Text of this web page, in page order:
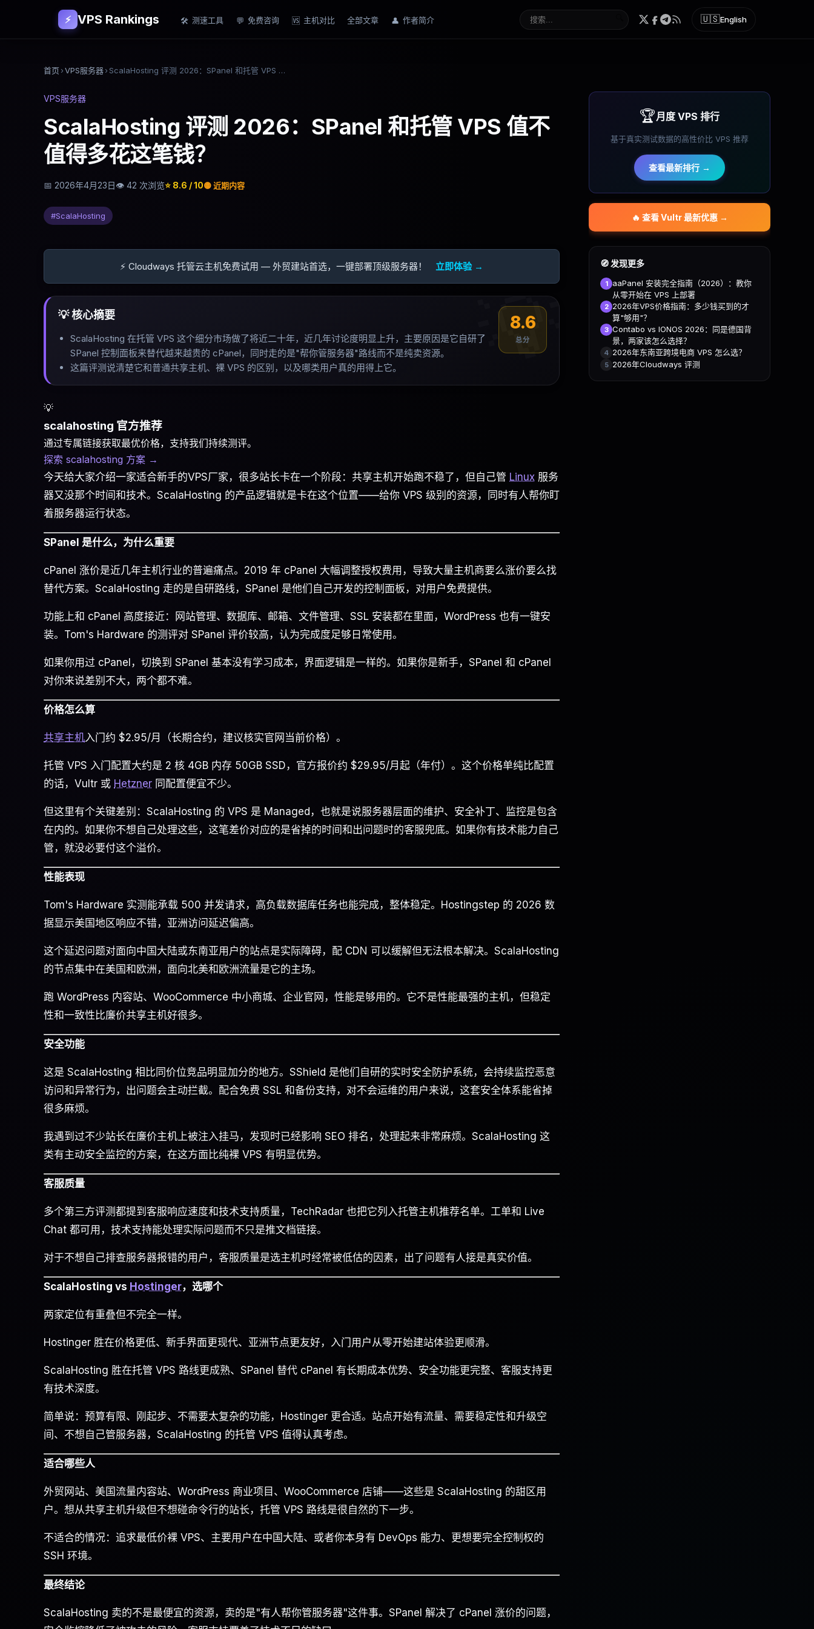
⚡ VPS Rankings 🛠 测速工具 💬 免费咨询 🆚 主机对比 全部文章 👤 作者简介 🇺🇸English
首页 ›VPS服务器› ScalaHosting 评测 2026：SPanel 和托管 VPS 值不值得多花这笔钱？
VPS服务器
ScalaHosting 评测 2026：SPanel 和托管 VPS 值不
值得多花这笔钱？
📅 2026年4月23日👁 42 次浏览⭐ 8.6 / 10🟡近期内容
#ScalaHosting
⚡ Cloudways 托管云主机免费试用 — 外贸建站首选，一键部署顶级服务器！ 立即体验 →
💡 核心摘要
ScalaHosting 在托管 VPS 这个细分市场做了将近二十年，近几年讨论度明显上升，主要原因是它自研了
SPanel 控制面板来替代越来越贵的 cPanel，同时走的是"帮你管服务器"路线而不是纯卖资源。
这篇评测说清楚它和普通共享主机、裸 VPS 的区别，以及哪类用户真的用得上它。
8.6
总分
💡
💡
scalahosting 官方推荐
通过专属链接获取最优价格，支持我们持续测评。
探索 scalahosting 方案 →
今天给大家介绍一家适合新手的VPS厂家，很多站长卡在一个阶段：共享主机开始跑不稳了，但自己管 Linux 服务
器又没那个时间和技术。ScalaHosting 的产品逻辑就是卡在这个位置——给你 VPS 级别的资源，同时有人帮你盯
着服务器运行状态。
SPanel 是什么，为什么重要
cPanel 涨价是近几年主机行业的普遍痛点。2019 年 cPanel 大幅调整授权费用，导致大量主机商要么涨价要么找
替代方案。ScalaHosting 走的是自研路线，SPanel 是他们自己开发的控制面板，对用户免费提供。
功能上和 cPanel 高度接近：网站管理、数据库、邮箱、文件管理、SSL 安装都在里面，WordPress 也有一键安
装。Tom's Hardware 的测评对 SPanel 评价较高，认为完成度足够日常使用。
如果你用过 cPanel，切换到 SPanel 基本没有学习成本，界面逻辑是一样的。如果你是新手，SPanel 和 cPanel
对你来说差别不大，两个都不难。
价格怎么算
共享主机入门约 $2.95/月（长期合约，建议核实官网当前价格）。
托管 VPS 入门配置大约是 2 核 4GB 内存 50GB SSD，官方报价约 $29.95/月起（年付）。这个价格单纯比配置
的话，Vultr 或 Hetzner 同配置便宜不少。
但这里有个关键差别：ScalaHosting 的 VPS 是 Managed，也就是说服务器层面的维护、安全补丁、监控是包含
在内的。如果你不想自己处理这些，这笔差价对应的是省掉的时间和出问题时的客服兜底。如果你有技术能力自己
管，就没必要付这个溢价。
性能表现
Tom's Hardware 实测能承载 500 并发请求，高负载数据库任务也能完成，整体稳定。Hostingstep 的 2026 数
据显示美国地区响应不错，亚洲访问延迟偏高。
这个延迟问题对面向中国大陆或东南亚用户的站点是实际障碍，配 CDN 可以缓解但无法根本解决。ScalaHosting
的节点集中在美国和欧洲，面向北美和欧洲流量是它的主场。
跑 WordPress 内容站、WooCommerce 中小商城、企业官网，性能是够用的。它不是性能最强的主机，但稳定
性和一致性比廉价共享主机好很多。
安全功能
这是 ScalaHosting 相比同价位竞品明显加分的地方。SShield 是他们自研的实时安全防护系统，会持续监控恶意
访问和异常行为，出问题会主动拦截。配合免费 SSL 和备份支持，对不会运维的用户来说，这套安全体系能省掉
很多麻烦。
我遇到过不少站长在廉价主机上被注入挂马，发现时已经影响 SEO 排名，处理起来非常麻烦。ScalaHosting 这
类有主动安全监控的方案，在这方面比纯裸 VPS 有明显优势。
客服质量
多个第三方评测都提到客服响应速度和技术支持质量，TechRadar 也把它列入托管主机推荐名单。工单和 Live
Chat 都可用，技术支持能处理实际问题而不只是推文档链接。
对于不想自己排查服务器报错的用户，客服质量是选主机时经常被低估的因素，出了问题有人接是真实价值。
ScalaHosting vs Hostinger，选哪个
两家定位有重叠但不完全一样。
Hostinger 胜在价格更低、新手界面更现代、亚洲节点更友好，入门用户从零开始建站体验更顺滑。
ScalaHosting 胜在托管 VPS 路线更成熟、SPanel 替代 cPanel 有长期成本优势、安全功能更完整、客服支持更
有技术深度。
简单说：预算有限、刚起步、不需要太复杂的功能，Hostinger 更合适。站点开始有流量、需要稳定性和升级空
间、不想自己管服务器，ScalaHosting 的托管 VPS 值得认真考虑。
适合哪些人
外贸网站、美国流量内容站、WordPress 商业项目、WooCommerce 店铺——这些是 ScalaHosting 的甜区用
户。想从共享主机升级但不想碰命令行的站长，托管 VPS 路线是很自然的下一步。
不适合的情况：追求最低价裸 VPS、主要用户在中国大陆、或者你本身有 DevOps 能力、更想要完全控制权的
SSH 环境。
最终结论
ScalaHosting 卖的不是最便宜的资源，卖的是"有人帮你管服务器"这件事。SPanel 解决了 cPanel 涨价的问题，
🏆 月度 VPS 排行
基于真实测试数据的高性价比 VPS 推荐
查看最新排行 →
🔥 查看Vultr最新优惠 →
🧭 发现更多
1
aaPanel 安装完全指南（2026）：教你
从零开始在 VPS 上部署
2 2026年VPS价格指南：多少钱买到的才
算"够用"？
3 Contabo vs IONOS 2026：同是德国背
景，两家该怎么选择？
4 2026年东南亚跨境电商 VPS 怎么选？
5 2026年Cloudways 评测